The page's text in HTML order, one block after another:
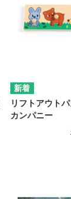
リフトアウト
カンパニー